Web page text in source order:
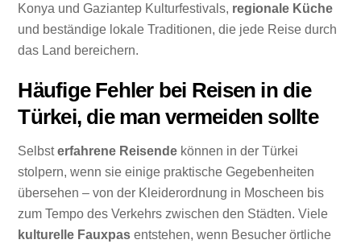
Konya und Gaziantep Kulturfestivals, regionale Küche
und beständige lokale Traditionen, die jede Reise durch
das Land bereichern.
Häufige Fehler bei Reisen in die
Türkei, die man vermeiden sollte
Selbsterfahrene Reisende können in der Türkei
stolpern, wenn sie einige praktische Gegebenheiten
übersehen – von der Kleiderordnung in Moscheen bis
zum Tempo des Verkehrs zwischen den Städten. Viele
kulturelle Fauxpas entstehen, wenn Besucher örtliche